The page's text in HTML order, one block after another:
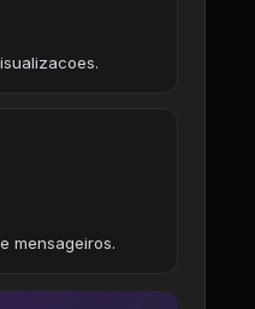
mensageiros.